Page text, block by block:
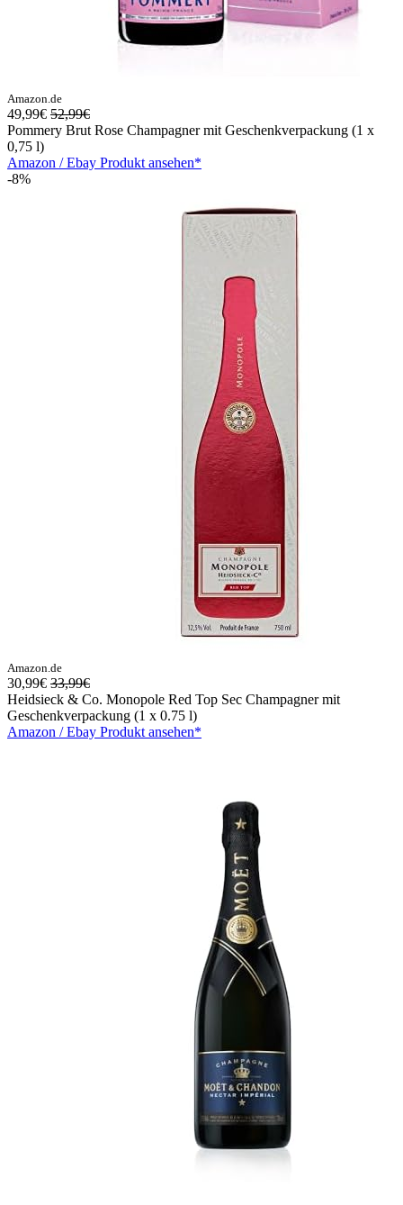
Amazon.de
49,99€ 52,99€
Pommery Brut Rose Champagner mit Geschenkverpackung (1 x
0,75 l)
Amazon / Ebay Produkt ansehen*
-8%
Amazon.de
30,99€ 33,99€
Heidsieck & Co. Monopole Red Top Sec Champagner mit
Geschenkverpackung (1 x 0.75 l)
Amazon / Ebay Produkt ansehen*